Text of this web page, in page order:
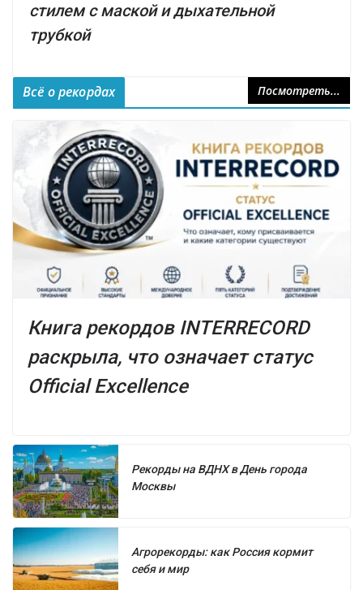
стилем с маской и дыхательной
трубкой
Всё о рекордах Посмотреть...
Книга рекордов INTERRECORD
раскрыла, что означает статус
Official Excellence
Рекорды на ВДНХ в День города
Москвы
Агрорекорды: как Россия кормит
себя и мир